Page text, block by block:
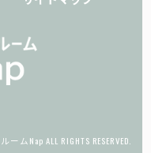
Nap ALL RIGHTS RESERVED.